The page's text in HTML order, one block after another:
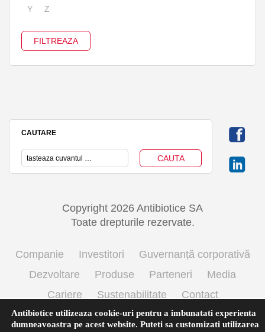
Y Z
CAUTARE
Copyright 2026 Antibiotice SA
Toate drepturile rezervate.
Companie Investitori
Guvernanță corporativă
Dezvoltare
Produse Parteneri
Media
Cariere
Sustenabilitate
Contact
Termeni si conditii de utilizare
Politica cookie
Antibiotice utilizeaza cookie-uri pentru a imbunatati experienta
dumneavoastra pe acest website. Puteti sa customizati utilizarea